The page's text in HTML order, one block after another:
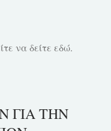
να δείτε εδώ.
ΓΙΑ ΤΗΝ